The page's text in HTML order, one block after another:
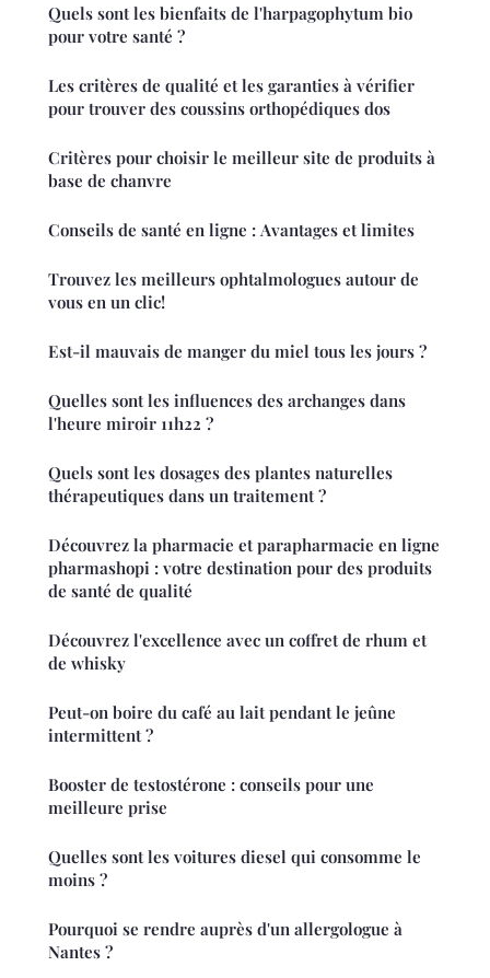
Quels sont les bienfaits de l'harpagophytum bio
pour votre santé ?
Les critères de qualité et les garanties à vérifier
pour trouver des coussins orthopédiques dos
Critères pour choisir le meilleur site de produits à
base de chanvre
Conseils de santé en ligne : Avantages et limites
Trouvez les meilleurs ophtalmologues autour de
vous en un clic!
Est-il mauvais de manger du miel tous les jours ?
Quelles sont les influences des archanges dans
l'heure miroir 11h22 ?
Quels sont les dosages des plantes naturelles
thérapeutiques dans un traitement ?
Découvrez la pharmacie et parapharmacie en ligne
pharmashopi : votre destination pour des produits
de santé de qualité
Découvrez l'excellence avec un coffret de rhum et
de whisky
Peut-on boire du café au lait pendant le jeûne
intermittent ?
Booster de testostérone : conseils pour une
meilleure prise
Quelles sont les voitures diesel qui consomme le
moins ?
Pourquoi se rendre auprès d'un allergologue à
Nantes ?